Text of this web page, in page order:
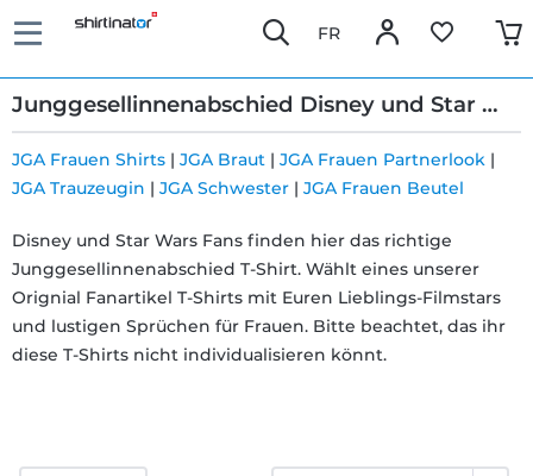
FR
Junggesellinnenabschied Disney und Star Wars T-Shirts
Schnelle
Lieferung
30 Tage
Umtauschrecht
JGA Frauen Shirts | JGA Braut | JGA Frauen Partnerlook |
JGA Trauzeugin | JGA Schwester | JGA Frauen Beutel
Disney und Star Wars Fans finden hier das richtige
Junggesellinnenabschied T-Shirt. Wählt eines unserer
Orignial Fanartikel T-Shirts mit Euren Lieblings-Filmstars
und lustigen Sprüchen für Frauen. Bitte beachtet, das ihr
diese T-Shirts nicht individualisieren könnt.